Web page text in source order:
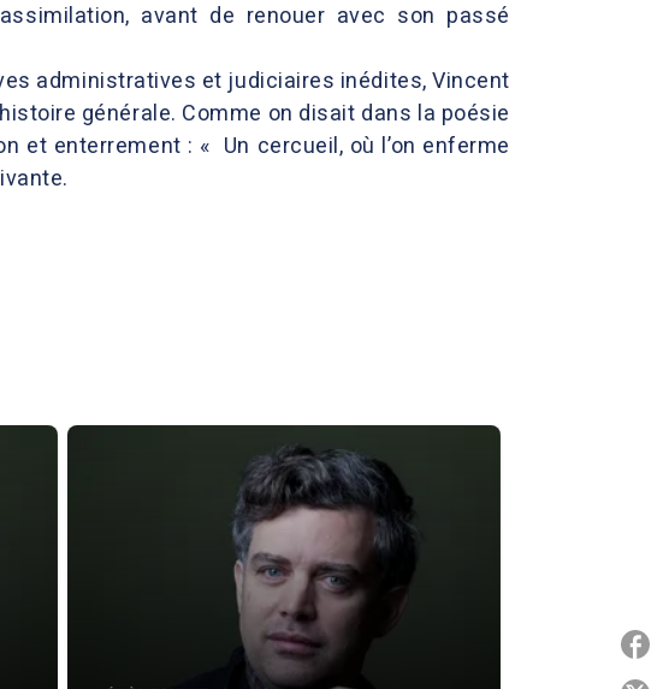
avant de renouer avec son passé
administratives et judiciaires inédites, Vincent
générale. Comme on disait dans la poésie
et enterrement : « Un cercueil, où l’on enferme